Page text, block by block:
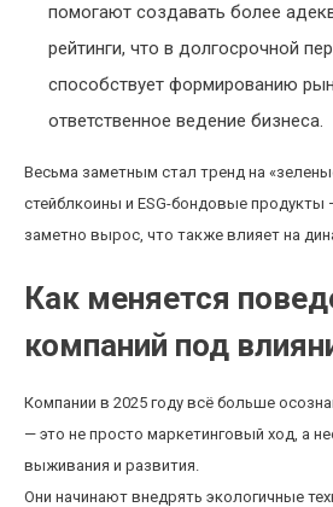
помогают создавать более
рейтинги, что в долгосрочной
способствует формированию
ответственное ведение бизнеса.
Весьма заметным стал тренд на
стейблкоины и ESG-бондовые продукты
заметно вырос, что также влияет на
Как меняется
компаний под
Компании в 2025 году всё больше
— это не просто маркетинговый ход, а
выживания и развития.
Они начинают внедрять экологичные